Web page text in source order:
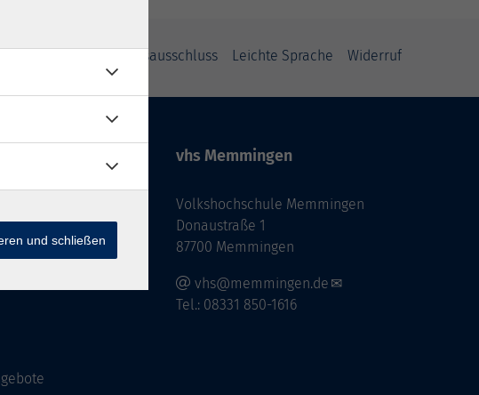
Haftungsausschluss Leichte Sprache Widerruf
vhs Memmingen
Volkshochschule Memmingen
Donaustraße 1
87700 Memmingen
vhs@memmingen.de
Tel.: 08331 850-1616
und schließen